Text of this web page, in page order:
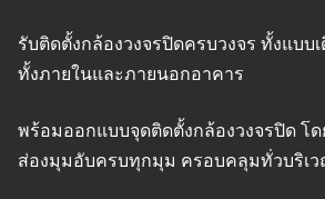
รับติดตั้งกล้องวงจรปิดครบวงจร ทั้งแบบ
ทั้งภายในและภายนอกอาคาร
พร้อมออกแบบจุดติดตั้งกล้องวงจรปิด โ
ส่องมุมอับครบทุกมุม ครอบคลุมทั่วบริเ